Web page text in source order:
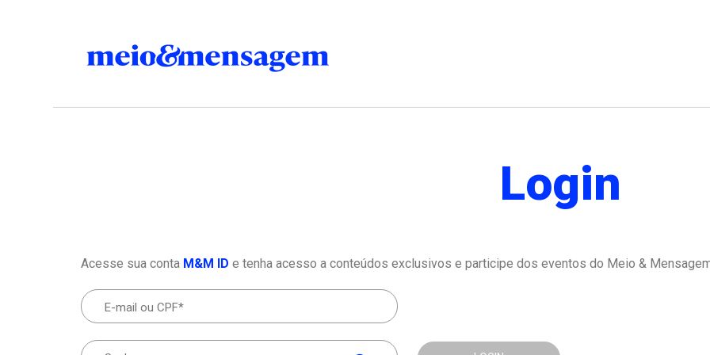
Login
Acesse sua conta M&M ID e tenha acesso a conteúdos exclusivos e participe dos eventos do Meio &